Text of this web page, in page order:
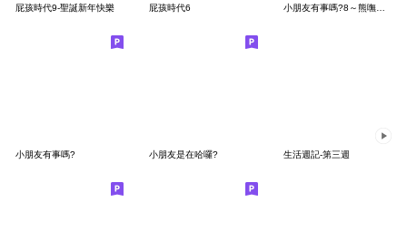
屁孩時代9-聖誕新年快樂 屁孩時代6 小朋友有事嗎?8～熊嘸正經
小朋友有事嗎? 小朋友是在哈囉? 生活週記-第三週